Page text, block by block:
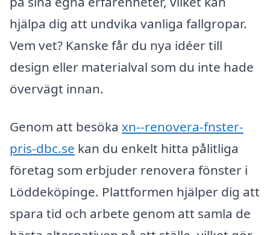
hjälpa dig att undvika vanliga fallgropar.
Vem vet? Kanske får du nya idéer till
design eller materialval som du inte hade
övervägt innan.
Genom att besöka xn--renovera-fnster-
pris-dbc.se kan du enkelt hitta pålitliga
företag som erbjuder renovera fönster i
Löddeköpinge. Plattformen hjälper dig att
spara tid och arbete genom att samla de